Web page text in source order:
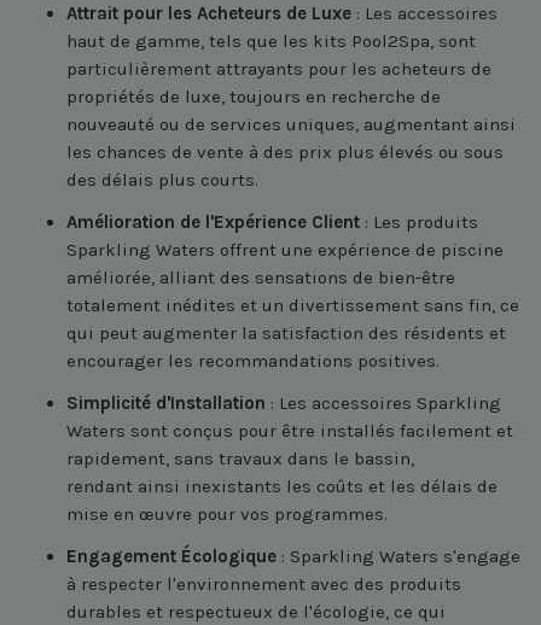
Attrait pour les Acheteurs de Luxe : Les accessoires
haut de gamme, tels que les kits Pool2Spa, sont
particulièrement attrayants pour les acheteurs de
propriétés de luxe, toujours en recherche de
nouveauté ou de services uniques, augmentant ainsi
les chances de vente à des prix plus élevés ou sous
des délais plus courts.
Amélioration de l'Expérience Client : Les produits
Sparkling Waters offrent une expérience de piscine
améliorée, alliant des sensations de bien-être
totalement inédites et un divertissement sans fin, ce
qui peut augmenter la satisfaction des résidents et
encourager les recommandations positives.
Simplicité d'Installation : Les accessoires Sparkling
Waters sont conçus pour être installés facilement et
rapidement, sans travaux dans le bassin,
rendant ainsi inexistants les coûts et les délais de
mise en œuvre pour vos programmes.
Engagement Écologique : Sparkling Waters s'engage
à respecter l'environnement avec des produits
durables et respectueux de l'écologie, ce qui